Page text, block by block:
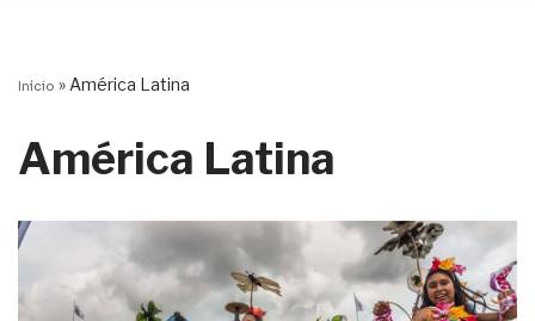
Início » América Latina
América Latina